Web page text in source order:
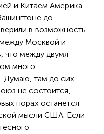
и Китаем Америка
до
в возможность
Москвой и
что между двумя
много
Думаю, там до сих
не состоится,
порах останется
мысли США. Если